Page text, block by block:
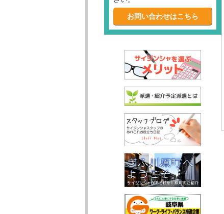
お問い合わせはこちら